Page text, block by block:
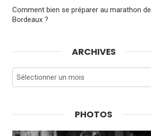
Comment bien se préparer au marathon de
Bordeaux ?
ARCHIVES
Archives
PHOTOS